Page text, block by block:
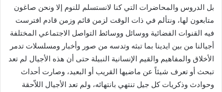
بل الدروس والمحاضرات التي كنا لانستسلم للنوم إلا ونحن صاغون
متابعون لها، ونتألم في ذات الوقت لزمن قائم وزمن قادم افترست
فيه القنوات الفضائية ووسائل ووسائط التواصل الاجتماعي المختلفة
أجيالنا من بين ايدينا بما تبثه وتدسه من صور وأخبار ومسلسلات تدمر
الأخلاق والمفاهيم والقيم الإنسانية النبيلة حتى أن هذه الأجيال لم تعد
تبحث أو تعرف شيئاً عن ماضيها القريب أو البعيد، وصارت أحداث
وحوادث وذكريات كل جيل تنتهي بانتهائه، ولم تعد الأجيال اللاّحقة